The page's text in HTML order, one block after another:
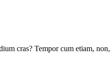
cras? Tempor cum etiam,